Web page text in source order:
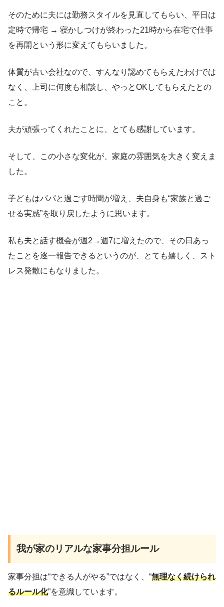
そのために夫には勤務スタイルを見直してもらい、平日は
定時で帰宅 → 寝かしつけが終わった21時から在宅で仕事
を再開という形に変えてもらいました。
体質が古い会社なので、すんなり認めてもらえたわけでは
なく、上司に何度も相談し、やっとOKしてもらえたとの
こと。
夫が頑張ってくれたことに、とても感謝しています。
そして、この小さな変化が、家庭の雰囲気を大きく変えま
した。
子どもはパパと過ごす時間が増え、夫自身も“家族と過ご
せる実感”を取り戻したように思います。
私も夫と話す機会が週2→週7に増えたので、その日あっ
たことを逐一報告できるというのが、とても嬉しく、スト
レス発散にもなりました。
我が家のリアルな家事分担ルール
家事分担は“できる人がやる”ではなく、“無理なく続けられ
るルール化”を意識しています。